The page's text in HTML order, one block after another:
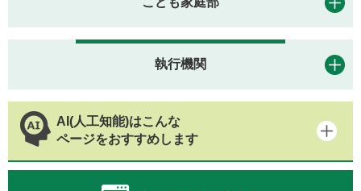
執行機関
AI(人工知能)はこんな
ページをおすすめします